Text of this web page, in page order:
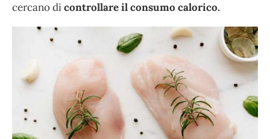
cercano dicontrollare il consumo calorico.